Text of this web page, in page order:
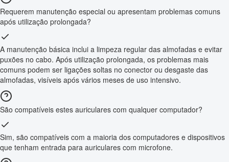
Requerem manutenção especial ou apresentam problemas comuns
após utilização prolongada?
A manutenção básica inclui a limpeza regular das almofadas e evitar
puxões no cabo. Após utilização prolongada, os problemas mais
comuns podem ser ligações soltas no conector ou desgaste das
almofadas, visíveis após vários meses de uso intensivo.
São compatíveis estes auriculares com qualquer computador?
Sim, são compatíveis com a maioria dos computadores e dispositivos
que tenham entrada para auriculares com microfone.